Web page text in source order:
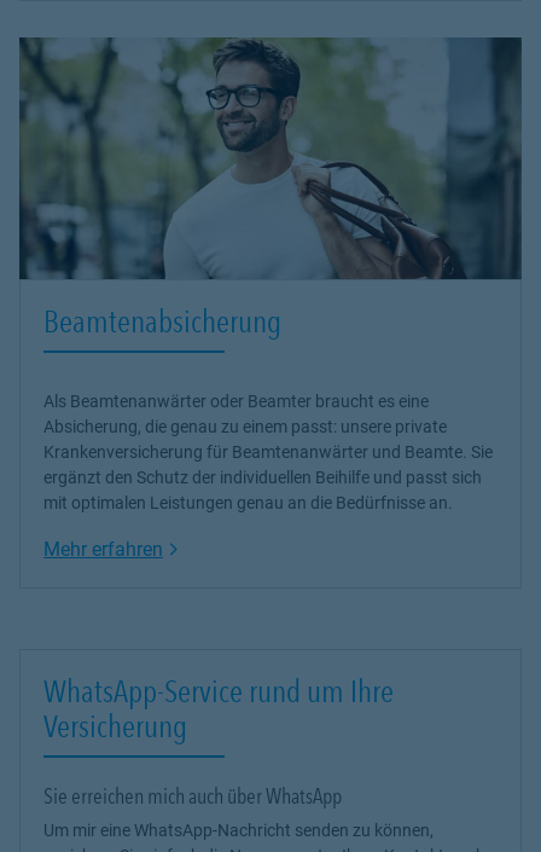
Beamtenabsicherung
Als Beamtenanwärter oder Beamter braucht es eine
Absicherung, die genau zu einem passt: unsere private
Krankenversicherung für Beamtenanwärter und Beamte. Sie
ergänzt den Schutz der individuellen Beihilfe und passt sich
mit optimalen Leistungen genau an die Bedürfnisse an.
Mehr erfahren Link Opens in New Tab
WhatsApp-Service rund um Ihre
Versicherung
Sie erreichen mich auch über WhatsApp
Um mir eine WhatsApp-Nachricht senden zu können,